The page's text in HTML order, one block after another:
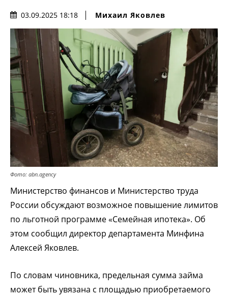
03.09.2025 18:18 Михаил Яковлев
Фото: abn.agency
Министерство финансов и Министерство труда
России обсуждают возможное повышение лимитов
по льготной программе «Семейная ипотека». Об
этом сообщил директор департамента Минфина
Алексей Яковлев.
По словам чиновника, предельная сумма займа
может быть увязана с площадью приобретаемого